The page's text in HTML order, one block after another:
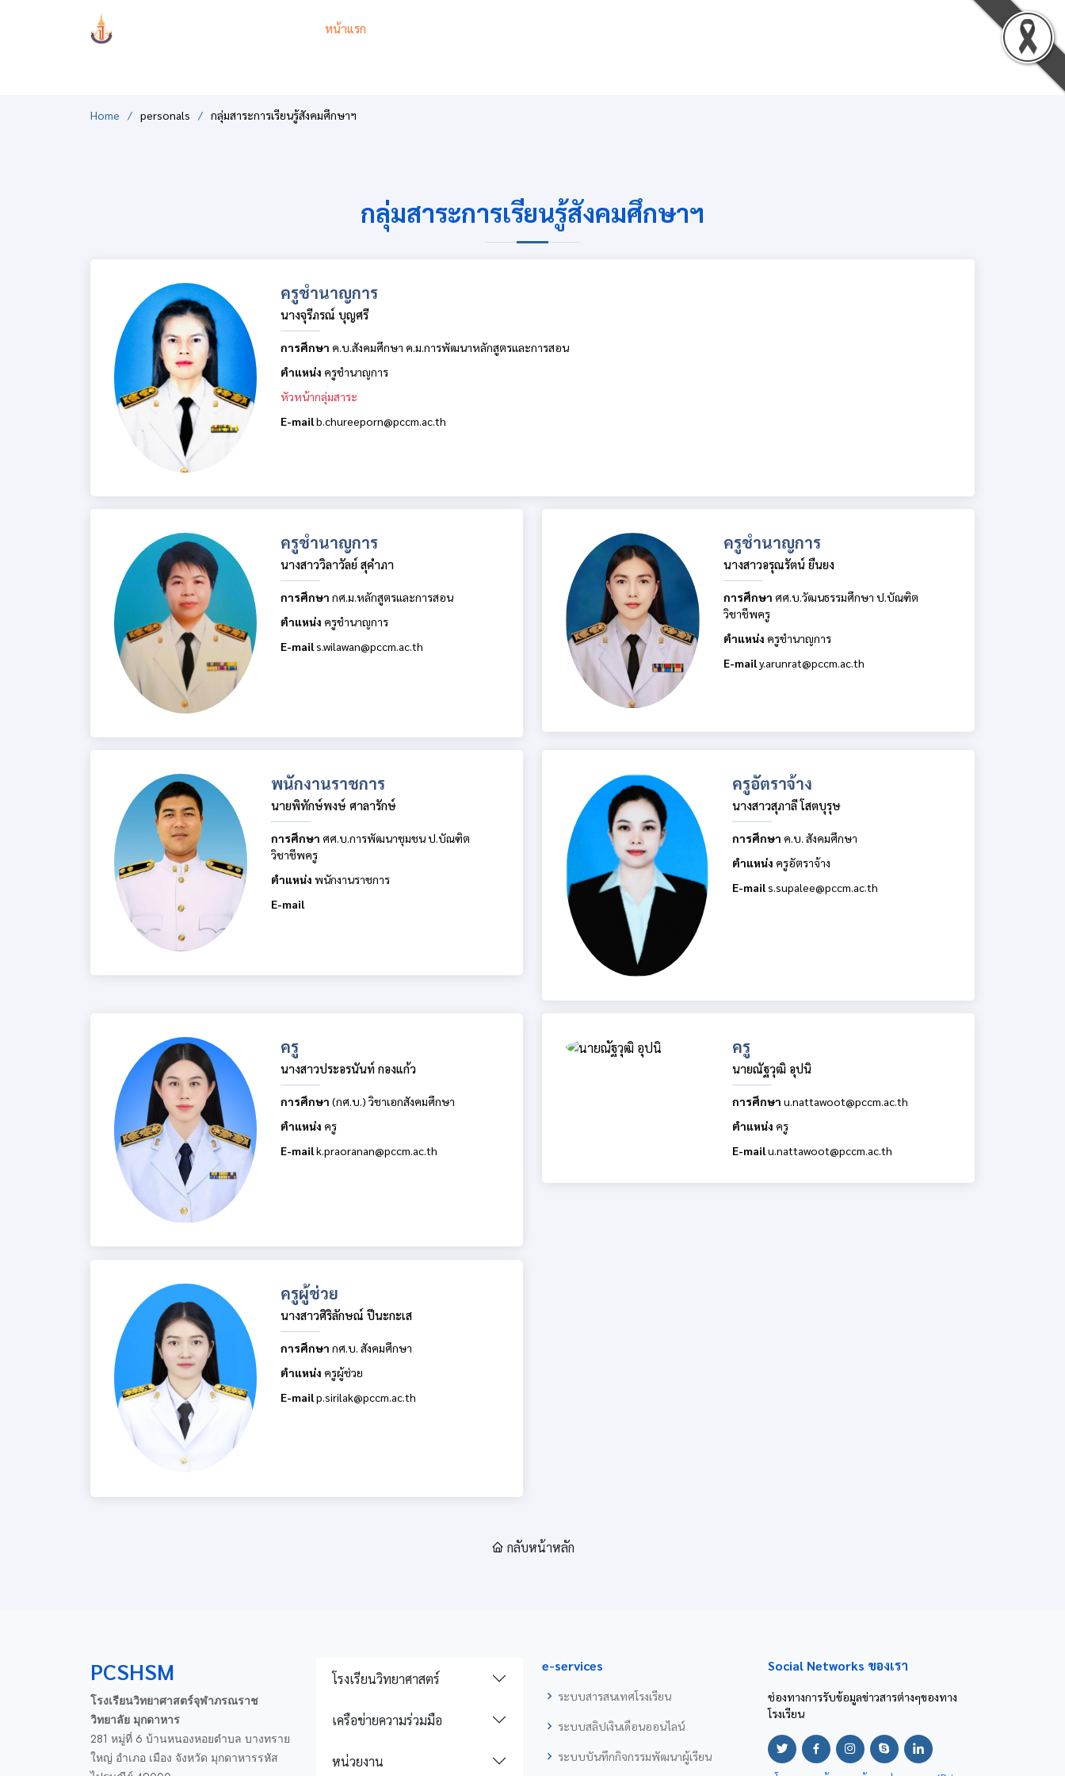
หน้าแรก
Home personals กลุ่มสาระการเรียนรู้สังคมศึกษาฯ
กลุ่มสาระการเรียนรู้สังคมศึกษาฯ
ครูชำนาญการ
นางจุรีภรณ์ บุญศรี
การศึกษา ค.บ.สังคมศึกษา ค.ม.การพัฒนาหลักสูตรและการสอน
ตำแหน่ง ครูชำนาญการ
หัวหน้ากลุ่มสาระ
E-mailb.chureeporn@pccm.ac.th
ครูชำนาญการ
นางสาววิลาวัลย์ สุคำภา
การศึกษา กศ.ม.หลักสูตรและการสอน
ตำแหน่ง ครูชำนาญการ
E-mails.wilawan@pccm.ac.th
ครูชำนาญการ
นางสาวอรุณรัตน์ ยืนยง
การศึกษา ศศ.บ.วัฒนธรรมศึกษา ป.บัณฑิต
วิชาชีพครู
ตำแหน่ง ครูชำนาญการ
E-maily.arunrat@pccm.ac.th
พนักงานราชการ
นายพิทักษ์พงษ์ ศาลารักษ์
การศึกษา ศศ.บ.การพัฒนาชุมชน ป.บัณฑิต
วิชาชีพครู
ตำแหน่ง พนักงานราชการ
E-mail
ครูอัตราจ้าง
นางสาวสุภาลี โสตบุรุษ
การศึกษา ค.บ. สังคมศึกษา
ตำแหน่ง ครูอัตราจ้าง
E-mails.supalee@pccm.ac.th
ครู
นางสาวประอรนันท์ กองแก้ว
การศึกษา (กศ.บ.) วิชาเอกสังคมศึกษา
ตำแหน่ง ครู
E-mailk.praoranan@pccm.ac.th
ครู
นายณัฐวุฒิ อุปนิ
การศึกษา u.nattawoot@pccm.ac.th
ตำแหน่ง ครู
E-mailu.nattawoot@pccm.ac.th
ครูผู้ช่วย
นางสาวศิริลักษณ์ ปีนะกะเส
การศึกษา กศ.บ. สังคมศึกษา
ตำแหน่ง ครูผู้ช่วย
E-mail p.sirilak@pccm.ac.th
กลับหน้าหลัก
PCSHSM
โรงเรียนวิทยาศาสตร์จุฬาภรณราช
วิทยาลัย มุกดาหาร
281 หมู่ที่ 6 บ้านหนองหอยตำบล บางทราย
ใหญ่ อำเภอ เมือง จังหวัด มุกดาหารรหัส
โรงเรียนวิทยาศาสตร์
เครือข่ายความร่วมมือ
หน่วยงาน
e-services
ระบบสารสนเทศโรงเรียน
ระบบสลิปเงินเดือนออนไลน์
ระบบบันทึกกิจกรรมพัฒนาผู้เรียน
Social Networks ของเรา
ช่องทางการรับข้อมูลข่าวสารต่างๆของทาง
โรงเรียน